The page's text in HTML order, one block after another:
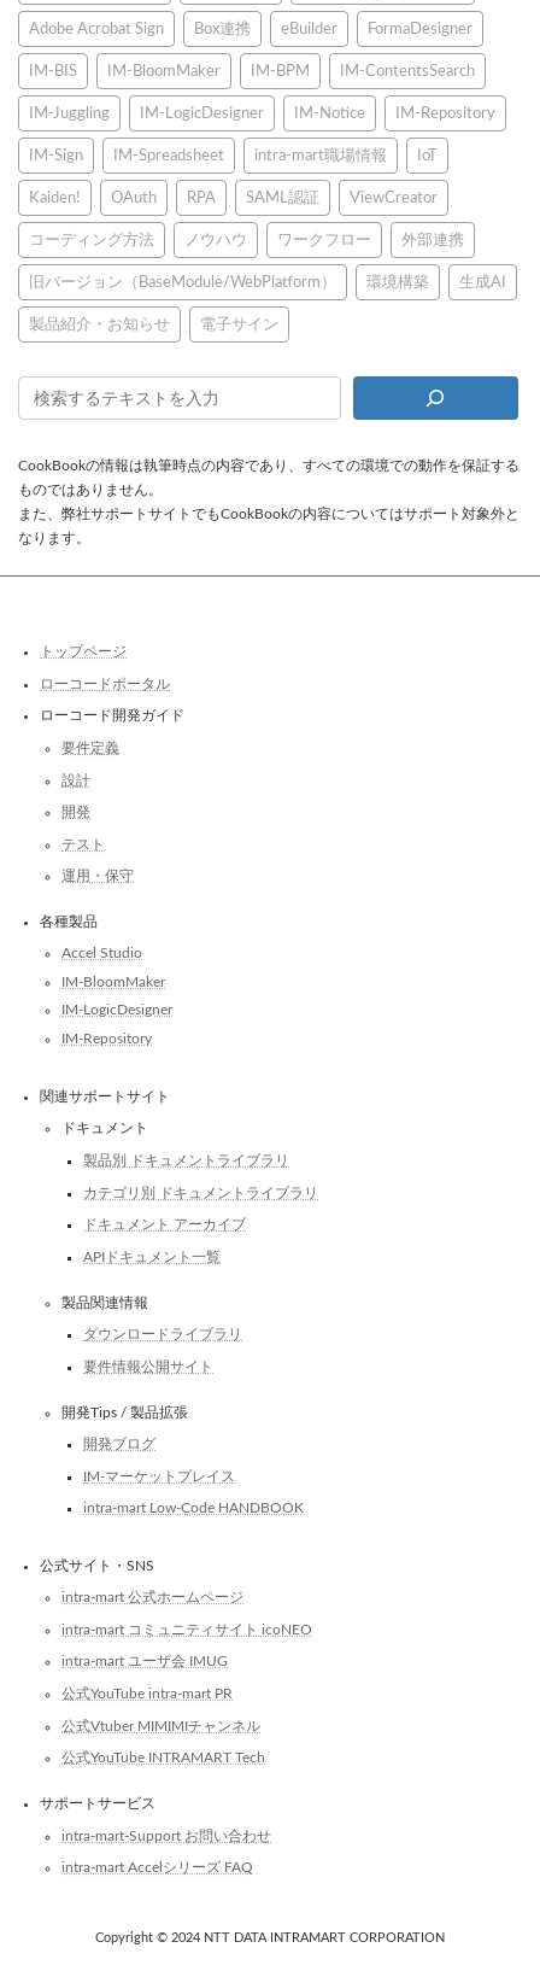
Adobe Acrobat Sign Box連携 eBuilder FormaDesigner
IM-BIS IM-BloomMaker IM-BPM IM-ContentsSearch
IM-Juggling IM-LogicDesigner IM-Notice IM-Repository
IM-Sign IM-Spreadsheet intra-mart職場情報 IoT
Kaiden! OAuth RPA SAML認証 ViewCreator
コーディング方法 ノウハウ ワークフロー 外部連携
旧バージョン（BaseModule/WebPlatform） 環境構築 生成AI
製品紹介・お知らせ 電子サイン
CookBookの情報は執筆時点の内容であり、すべての環境での動作を保証する
ものではありません。
また、弊社サポートサイトでもCookBookの内容についてはサポート対象外と
なります。
トップページ
ローコードポータル
ローコード開発ガイド
要件定義
設計
開発
テスト
運用・保守
各種製品
Accel Studio
IM-BloomMaker
IM-LogicDesigner
IM-Repository
関連サポートサイト
ドキュメント
製品別 ドキュメントライブラリ
カテゴリ別 ドキュメントライブラリ
ドキュメント アーカイブ
APIドキュメント一覧
製品関連情報
ダウンロードライブラリ
要件情報公開サイト
開発Tips / 製品拡張
開発ブログ
IM-マーケットプレイス
intra-mart Low-Code HANDBOOK
公式サイト・SNS
intra-mart 公式ホームページ
intra-mart コミュニティサイト icoNEO
intra-mart ユーザ会 IMUG
公式YouTube intra-mart PR
公式Vtuber MIMIMIチャンネル
公式YouTube INTRAMART Tech
サポートサービス
intra-mart-Support お問い合わせ
intra-mart Accelシリーズ FAQ
Copyright © 2024 NTT DATA INTRAMART CORPORATION